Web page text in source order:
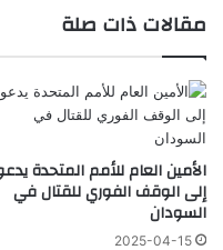
مقالات ذات صلة
الأمين العام للأمم المتحدة
إلى الوقف الفوري للقتال في
السودان
2025-04-15